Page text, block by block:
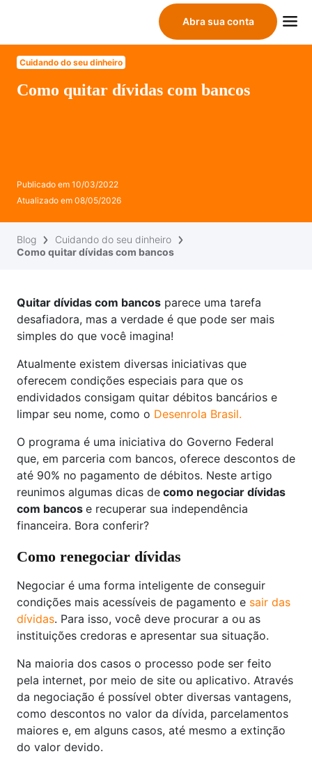
Abra sua conta
Cuidando do seu dinheiro
Como quitar dívidas com bancos
Publicado em 10/03/2022
Atualizado em 08/05/2026
Blog
Cuidando do seu dinheiro
Como quitar dívidas com bancos
Quitar dívidas com bancos parece uma tarefa
desafiadora, mas a verdade é que pode ser mais
simples do que você imagina!
Atualmente existem diversas iniciativas que
oferecem condições especiais para que os
endividados consigam quitar débitos bancários e
limpar seu nome, como o Desenrola Brasil.
O programa é uma iniciativa do Governo Federal
que, em parceria com bancos, oferece descontos de
até 90% no pagamento de débitos. Neste artigo
reunimos algumas dicas de como negociar dívidas
com bancos e recuperar sua independência
financeira. Bora conferir?
Como renegociar dívidas
Negociar é uma forma inteligente de conseguir
condições mais acessíveis de pagamento e sair das
dívidas. Para isso, você deve procurar a ou as
instituições credoras e apresentar sua situação.
Na maioria dos casos o processo pode ser feito
pela internet, por meio de site ou aplicativo. Através
da negociação é possível obter diversas vantagens,
como descontos no valor da dívida, parcelamentos
maiores e, em alguns casos, até mesmo a extinção
do valor devido.